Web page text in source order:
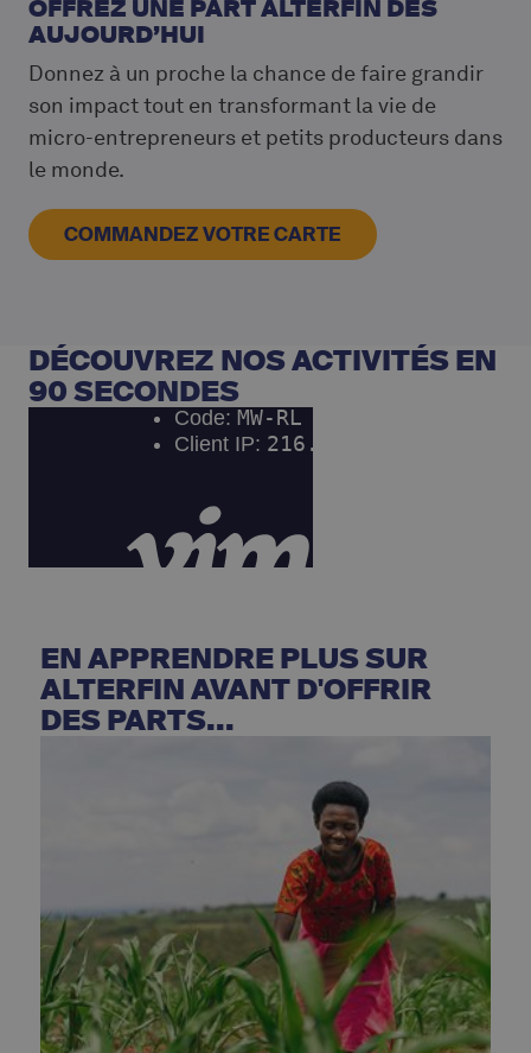
OFFREZ UNE PART ALTERFIN DÈS
AUJOURD’HUI
Donnez à un proche la chance de faire grandir
son impact tout en transformant la vie de
micro-entrepreneurs et petits producteurs dans
le monde.
COMMANDEZ VOTRE CARTE
DÉCOUVREZ NOS ACTIVITÉS EN
90 SECONDES
EN APPRENDRE PLUS SUR
ALTERFIN AVANT D'OFFRIR
DES PARTS...